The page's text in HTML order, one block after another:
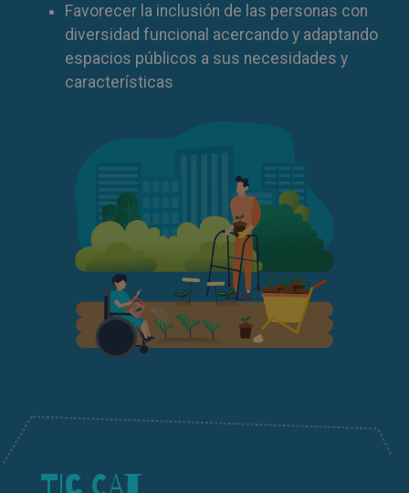
Favorecer la inclusión de las personas con
diversidad funcional acercando y adaptando
espacios públicos a sus necesidades y
características